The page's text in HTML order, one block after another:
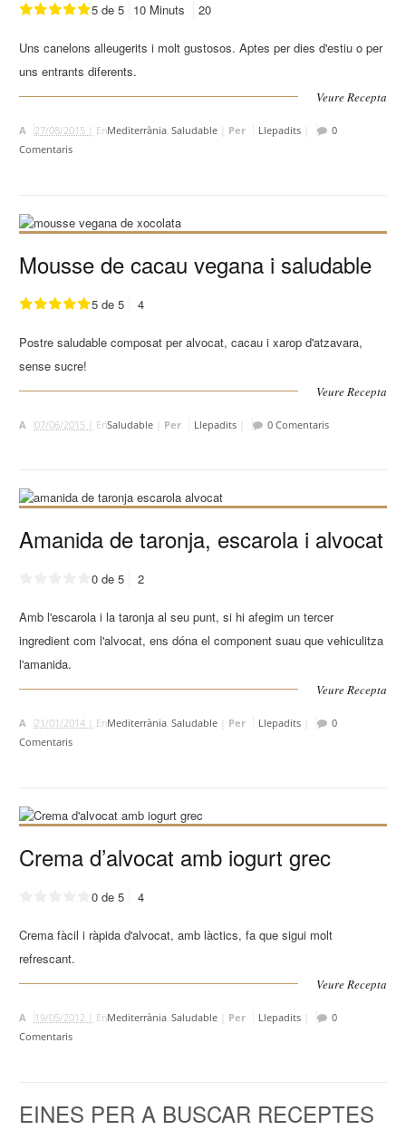
5 de 5 10 Minuts 20
Uns canelons alleugerits i molt gustosos. Aptes per dies d'estiu o per
uns entrants diferents.
Veure Recepta
A 27/08/2015 | EnMediterrània,Saludable Per Llepadits
0
Comentaris
Mousse de cacau vegana i saludable
5 de 5 4
Postre saludable composat per alvocat, cacau i xarop d'atzavara,
sense sucre!
Veure Recepta
A 07/06/2015 | EnSaludable Per Llepadits 0 Comentaris
Amanida de taronja, escarola i alvocat
0 de 5 2
Amb l'escarola i la taronja al seu punt, si hi afegim un tercer
ingredient com l'alvocat, ens dóna el component suau que vehiculitza
l'amanida.
Veure Recepta
A 21/01/2014 | EnMediterrània,Saludable Per Llepadits
0
Comentaris
Crema d’alvocat amb iogurt grec
0 de 5 4
Crema fàcil i ràpida d'alvocat, amb làctics, fa que sigui molt
refrescant.
Veure Recepta
A 19/05/2012 | EnMediterrània ,Saludable Per Llepadits
0
Comentaris
EINES PER A BUSCAR RECEPTES